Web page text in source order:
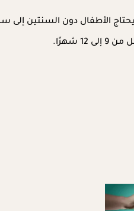
الأطفال دون السنتين إلى
شهرًا.